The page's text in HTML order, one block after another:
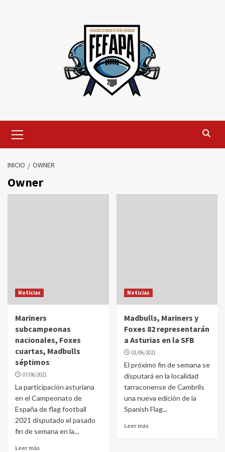
primario
INICIO OWNER
Owner
Noticias
Mariners
subcampeonas
nacionales, Foxes
cuartas, Madbulls
séptimos
07/06/2021
La participación asturiana
en el Campeonato de
España de flag football
2021 disputado el pasado
fin de semana en la...
Leer más
Noticias
Madbulls, Mariners y
Foxes 82 representarán
a Asturias en la SFB
01/06/2021
El próximo fin de semana se
disputará en la localidad
tarraconense de Cambrils
una nueva edición de la
Spanish Flag...
Leer más